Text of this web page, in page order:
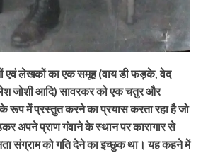
एवं लेखकों का एक समूह (वाय डी फड़के, वेद
जोशी आदि) सावरकर को एक चतुर और
रूप में प्रस्तुत करने का प्रयास करता रहा है जो
अपने प्राण गंवाने के स्थान पर कारागार से
संग्राम को गति देने का इच्छुक था। यह कहने में